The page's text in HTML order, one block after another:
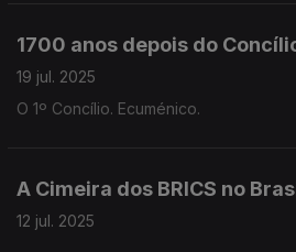
1700 anos depois do
19 jul. 2025
O 1º Concílio. Ecuménico.
A Cimeira dos BRICS no
12 jul. 2025